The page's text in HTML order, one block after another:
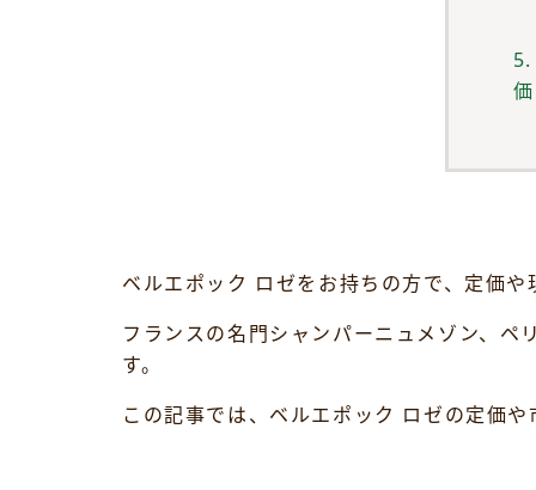
5.
ベルエポック ロゼをお持ちの方で、定価
フランスの名門シャンパーニュメゾン、
す。
この記事では、ベルエポック ロゼの定価